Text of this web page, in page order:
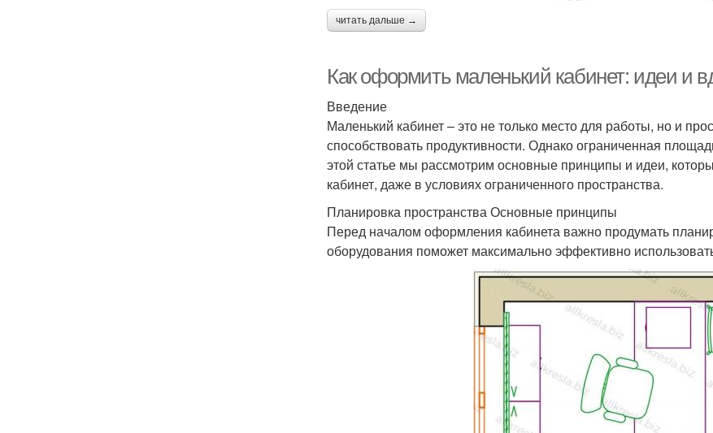
читать дальше →
Как оформить маленький кабинет: идеи и
Введение
Маленький кабинет – это не только место для работы, но и
способствовать продуктивности. Однако ограниченная
этой статье мы рассмотрим основные принципы и идеи,
кабинет, даже в условиях ограниченного пространства.
Планировка пространства Основные принципы
Перед началом оформления кабинета важно продумать
оборудования поможет максимально эффективно